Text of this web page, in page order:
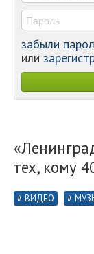
забыли
или
тех, кому
ВИДЕО